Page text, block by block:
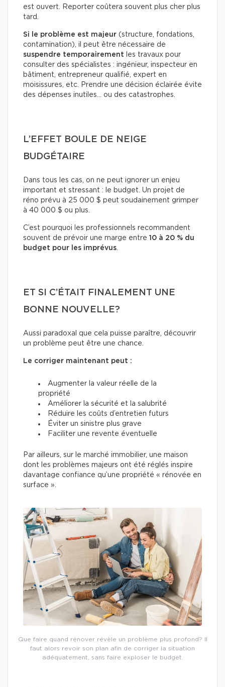
est ouvert. Reporter coûtera souvent plus cher plus
tard.
Si le problème est majeur (structure, fondations,
contamination), il peut être nécessaire de
suspendre temporairement les travaux pour
consulter des spécialistes : ingénieur, inspecteur en
bâtiment, entrepreneur qualifié, expert en
moisissures, etc. Prendre une décision éclairée évite
des dépenses inutiles… ou des catastrophes.
L’EFFET BOULE DE NEIGE
BUDGÉTAIRE
Dans tous les cas, on ne peut ignorer un enjeu
important et stressant : le budget. Un projet de
réno prévu à 25 000 $ peut soudainement grimper
à 40 000 $ ou plus.
C’est pourquoi les professionnels recommandent
souvent de prévoir une marge entre 10 à 20 % du
budget pour les imprévus.
ET SI C’ÉTAIT FINALEMENT UNE
BONNE NOUVELLE?
Aussi paradoxal que cela puisse paraître, découvrir
un problème peut être une chance.
Le corriger maintenant peut :
Augmenter la valeur réelle de la
propriété
Améliorer la sécurité et la salubrité
Réduire les coûts d’entretien futurs
Éviter un sinistre plus grave
Faciliter une revente éventuelle
Par ailleurs, sur le marché immobilier, une maison
dont les problèmes majeurs ont été réglés inspire
davantage confiance qu’une propriété « rénovée en
surface ».
Que faire quand rénover révèle un problème plus profond? Il
faut alors revoir son plan afin de corriger la situation
adéquatement, sans faire exploser le budget.